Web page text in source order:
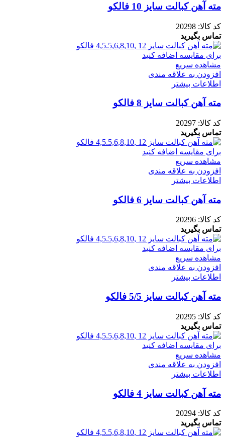
مته آهن کبالت سایز 10 فالکو
کد کالا: 20298
تماس بگیرید
برای مقایسه اضافه کنید
مشاهده سریع
افزودن به علاقه مندی
اطلاعات بیشتر
مته آهن کبالت سایز 8 فالکو
کد کالا: 20297
تماس بگیرید
برای مقایسه اضافه کنید
مشاهده سریع
افزودن به علاقه مندی
اطلاعات بیشتر
مته آهن کبالت سایز 6 فالکو
کد کالا: 20296
تماس بگیرید
برای مقایسه اضافه کنید
مشاهده سریع
افزودن به علاقه مندی
اطلاعات بیشتر
مته آهن کبالت سایز 5/5 فالکو
کد کالا: 20295
تماس بگیرید
برای مقایسه اضافه کنید
مشاهده سریع
افزودن به علاقه مندی
اطلاعات بیشتر
مته آهن کبالت سایز 4 فالکو
کد کالا: 20294
تماس بگیرید